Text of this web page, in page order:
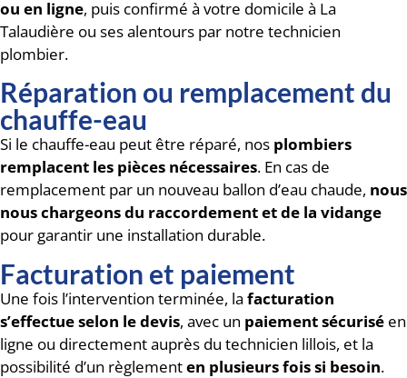
ou en ligne, puis confirmé à votre domicile à La
Talaudière ou ses alentours par notre technicien
plombier.
Réparation ou remplacement du
chauffe-eau
Si le chauffe-eau peut être réparé, nos plombiers
remplacent les pièces nécessaires. En cas de
remplacement par un nouveau ballon d’eau chaude, nous
nous chargeons du raccordement et de la vidange
pour garantir une installation durable.
Facturation et paiement
Une fois l’intervention terminée, la facturation
s’effectue selon le devis, avec un paiement sécurisé en
ligne ou directement auprès du technicien lillois, et la
possibilité d’un règlementen plusieurs fois si besoin.